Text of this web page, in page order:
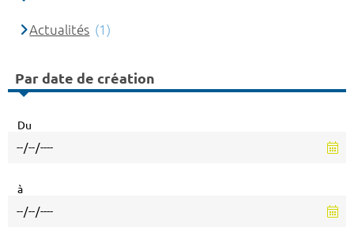
Actualités (1)
Par date de création
Du
à